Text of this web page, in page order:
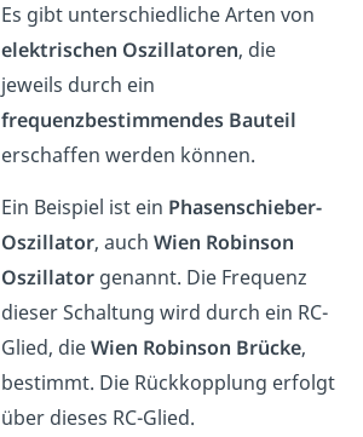
Es gibt unterschiedliche Arten von
elektrischen Oszillatoren, die
jeweils durch ein
frequenzbestimmendes Bauteil
erschaffen werden können.
Ein Beispiel ist ein Phasenschieber-
Oszillator, auch Wien Robinson
Oszillatorgenannt. Die Frequenz
dieser Schaltung wird durch ein RC-
Glied, dieWien Robinson Brücke,
bestimmt. Die Rückkopplung erfolgt
über dieses RC-Glied.